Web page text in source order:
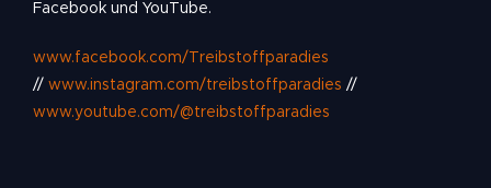
Facebook und YouTube.
www.facebook.com/Treibstoffparadies
// www.instagram.com/treibstoffparadies //
www.youtube.com/@treibstoffparadies